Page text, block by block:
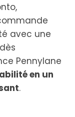
avec une
Pennylane
en un
.